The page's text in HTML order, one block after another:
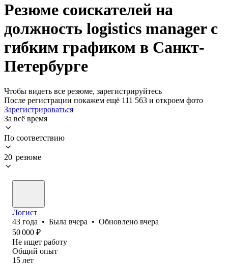
Резюме соискателей на
должность logistics manager с
гибким графиком в Санкт-
Петербурге
Чтобы видеть все резюме, зарегистрируйтесь
После регистрации покажем ещё 111 563 и откроем фото
Зарегистрироваться
За всё время
По соответствию
20 резюме
Логист
43 года • Была вчера • Обновлено вчера
50 000 ₽
Не ищет работу
Общий опыт
15 лет